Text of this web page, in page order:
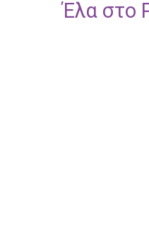
Έλα στο